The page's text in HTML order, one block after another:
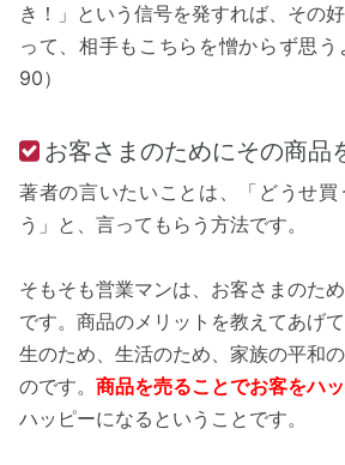
き！」という信号を発すれば、その
って、相手もこちらを憎からず思う
90）
お客さまのためにその商品
著者の言いたいことは、「どうせ
う」と、言ってもらう方法です。
そもそも営業マンは、お客さまのた
です。商品のメリットを教えてあげ
生のため、生活のため、家族の平和
のです。 商品を売ることでお客をハ
ハッピーになるということです。